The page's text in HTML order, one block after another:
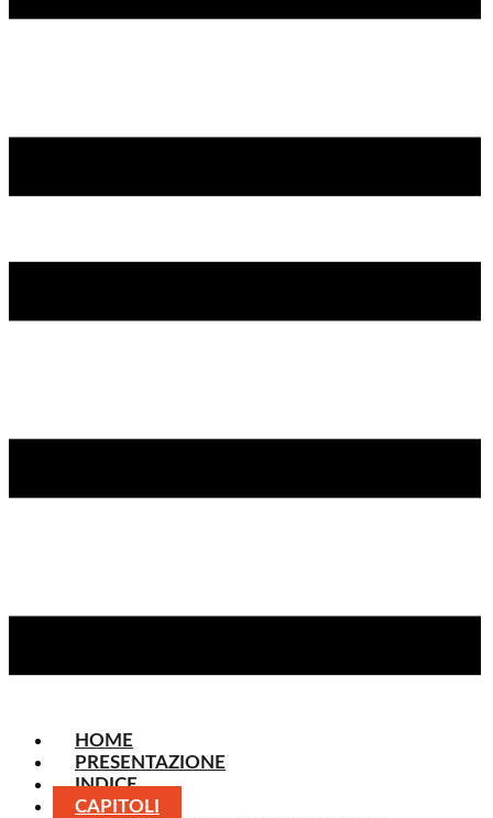
HOME
PRESENTAZIONE
INDICE
CAPITOLI